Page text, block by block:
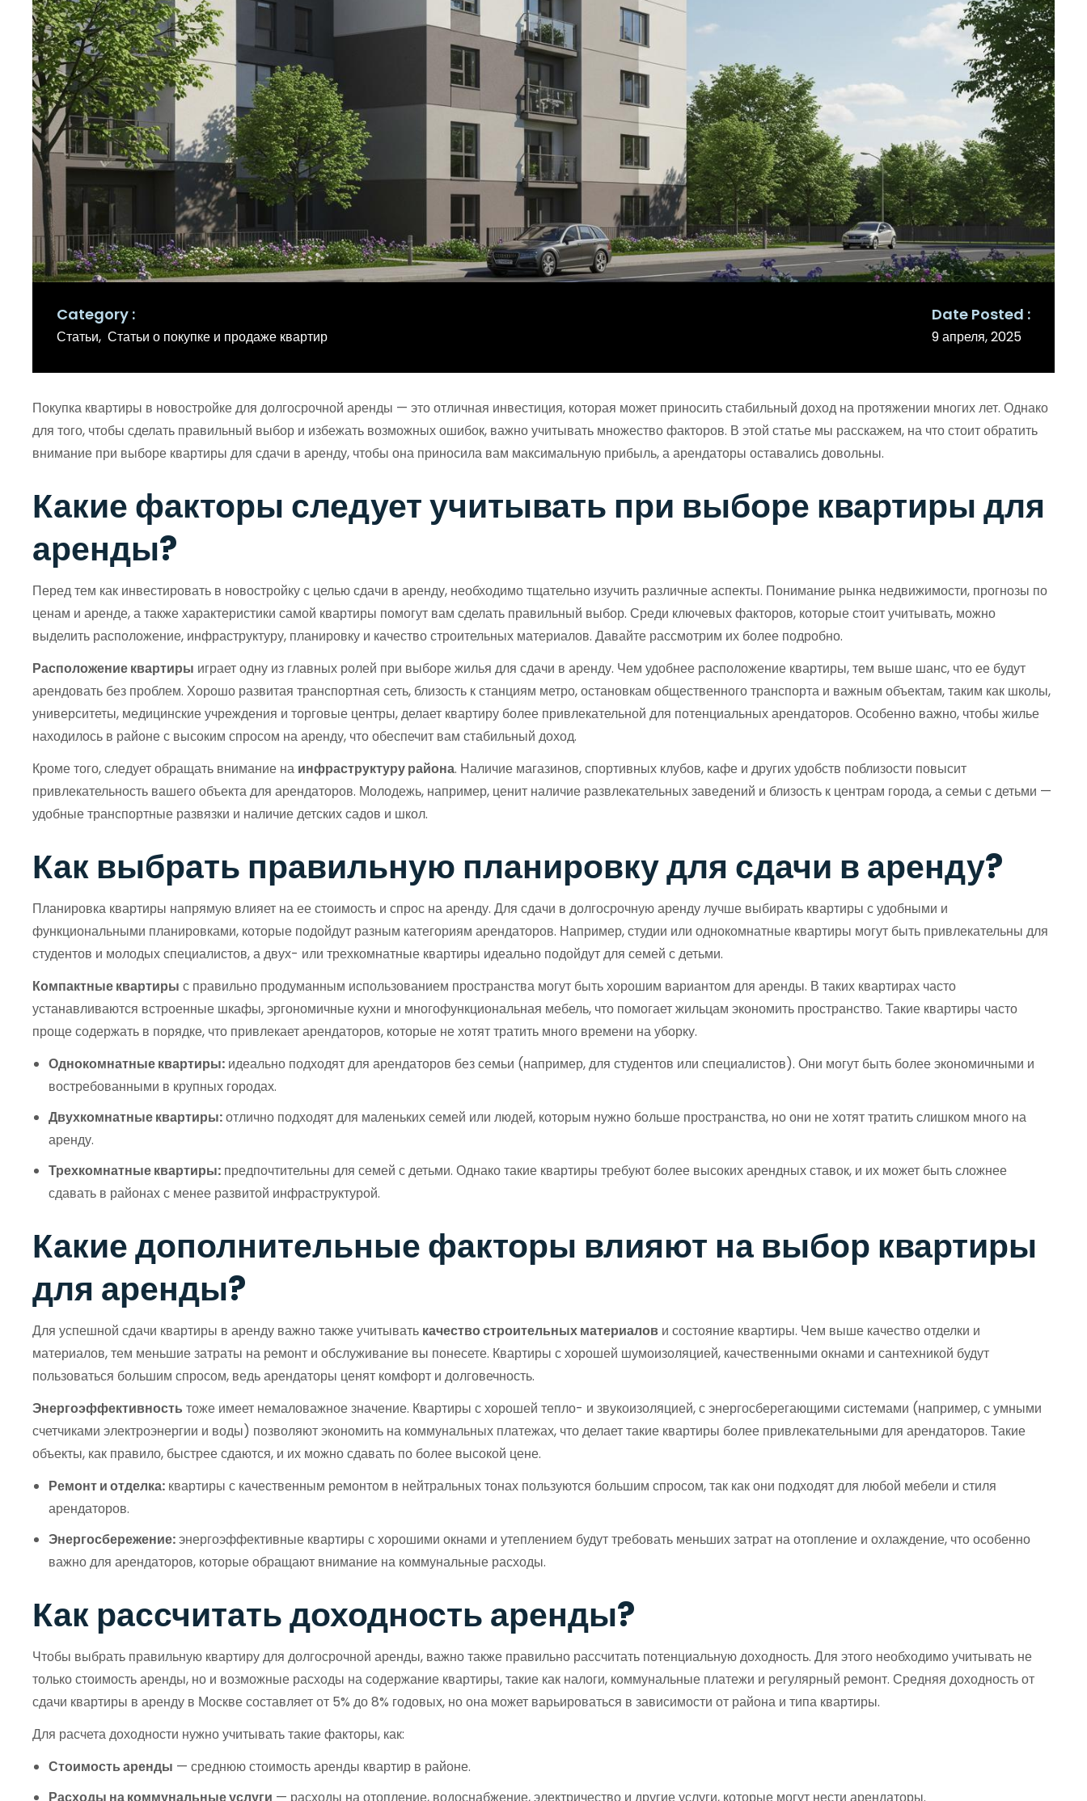
Category
Статьи Статьи о покупке и продаже квартир
Date Posted
9 апреля, 2025
Покупка квартиры в новостройке для долгосрочной аренды — это отличная инвестиция, которая может приносить стабильный доход на протяжении многих лет. Однако
для того, чтобы сделать правильный выбор и избежать возможных ошибок, важно учитывать множество факторов. В этой статье мы расскажем, на что стоит обратить
внимание при выборе квартиры для сдачи в аренду, чтобы она приносила вам максимальную прибыль, а арендаторы оставались довольны.
Какие факторы следует учитывать при выборе квартиры для
аренды?
Перед тем как инвестировать в новостройку с целью сдачи в аренду, необходимо тщательно изучить различные аспекты. Понимание рынка недвижимости, прогнозы по
ценам и аренде, а также характеристики самой квартиры помогут вам сделать правильный выбор. Среди ключевых факторов, которые стоит учитывать, можно
выделить расположение, инфраструктуру, планировку и качество строительных материалов. Давайте рассмотрим их более подробно.
Расположение квартиры играет одну из главных ролей при выборе жилья для сдачи в аренду. Чем удобнее расположение квартиры, тем выше шанс, что ее будут
арендовать без проблем. Хорошо развитая транспортная сеть, близость к станциям метро, остановкам общественного транспорта и важным объектам, таким как школы,
университеты, медицинские учреждения и торговые центры, делает квартиру более привлекательной для потенциальных арендаторов. Особенно важно, чтобы жилье
находилось в районе с высоким спросом на аренду, что обеспечит вам стабильный доход.
Кроме того, следует обращать внимание на инфраструктуру района. Наличие магазинов, спортивных клубов, кафе и других удобств поблизости повысит
привлекательность вашего объекта для арендаторов. Молодежь, например, ценит наличие развлекательных заведений и близость к центрам города, а семьи с детьми —
удобные транспортные развязки и наличие детских садов и школ.
Как выбрать правильную планировку для сдачи в аренду?
Планировка квартиры напрямую влияет на ее стоимость и спрос на аренду. Для сдачи в долгосрочную аренду лучше выбирать квартиры с удобными и
функциональными планировками, которые подойдут разным категориям арендаторов. Например, студии или однокомнатные квартиры могут быть привлекательны для
студентов и молодых специалистов, а двух- или трехкомнатные квартиры идеально подойдут для семей с детьми.
Компактные квартиры с правильно продуманным использованием пространства могут быть хорошим вариантом для аренды. В таких квартирах часто
устанавливаются встроенные шкафы, эргономичные кухни и многофункциональная мебель, что помогает жильцам экономить пространство. Такие квартиры часто
проще содержать в порядке, что привлекает арендаторов, которые не хотят тратить много времени на уборку.
Однокомнатные квартиры: идеально подходят для арендаторов без семьи (например, для студентов или специалистов). Они могут быть более экономичными и
востребованными в крупных городах.
Двухкомнатные квартиры:отлично подходят для маленьких семей или людей, которым нужно больше пространства, но они не хотят тратить слишком много на
аренду.
Трехкомнатные квартиры: предпочтительны для семей с детьми. Однако такие квартиры требуют более высоких арендных ставок, и их может быть сложнее
сдавать в районах с менее развитой инфраструктурой.
Какие дополнительные факторы влияют на выбор квартиры
для аренды?
Для успешной сдачи квартиры в аренду важно также учитывать качество строительных материалов и состояние квартиры. Чем выше качество отделки и
материалов, тем меньшие затраты на ремонт и обслуживание вы понесете. Квартиры с хорошей шумоизоляцией, качественными окнами и сантехникой будут
пользоваться большим спросом, ведь арендаторы ценят комфорт и долговечность.
Энергоэффективность тоже имеет немаловажное значение. Квартиры с хорошей тепло- и звукоизоляцией, с энергосберегающими системами (например, с умными
счетчиками электроэнергии и воды) позволяют экономить на коммунальных платежах, что делает такие квартиры более привлекательными для арендаторов. Такие
объекты, как правило, быстрее сдаются, и их можно сдавать по более высокой цене.
Ремонт и отделка: квартиры с качественным ремонтом в нейтральных тонах пользуются большим спросом, так как они подходят для любой мебели и стиля
арендаторов.
Энергосбережение:энергоэффективные квартиры с хорошими окнами и утеплением будут требовать меньших затрат на отопление и охлаждение, что особенно
важно для арендаторов, которые обращают внимание на коммунальные расходы.
Как рассчитать доходность аренды?
Чтобы выбрать правильную квартиру для долгосрочной аренды, важно также правильно рассчитать потенциальную доходность. Для этого необходимо учитывать не
только стоимость аренды, но и возможные расходы на содержание квартиры, такие как налоги, коммунальные платежи и регулярный ремонт. Средняя доходность от
сдачи квартиры в аренду в Москве составляет от 5% до 8% годовых, но она может варьироваться в зависимости от района и типа квартиры.
Для расчета доходности нужно учитывать такие факторы, как:
Стоимость аренды — среднюю стоимость аренды квартир в районе.